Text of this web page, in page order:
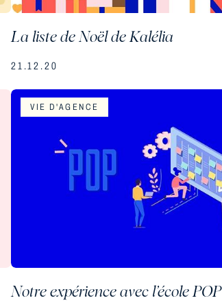
La liste de Noël de Kalélia
21.12.20
Notre expérience avec l’école POP
VIE D'AGENCE